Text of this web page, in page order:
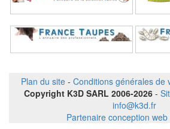
Plan du site - Conditions générales de
Copyright K3D SARL 2006-2026 -
info@k3d.fr
Partenaire conception web